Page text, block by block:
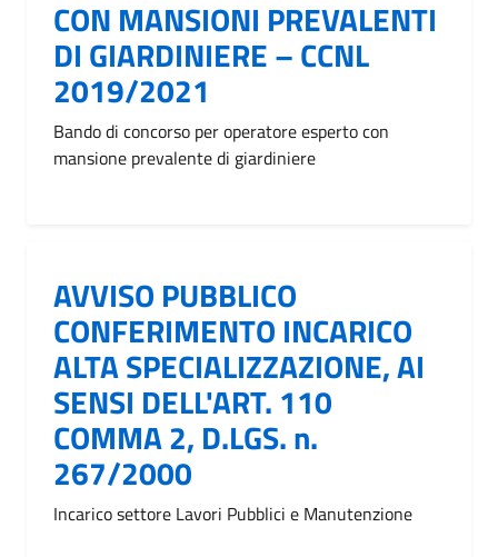
CON MANSIONI PREVALENTI
DI GIARDINIERE – CCNL
2019/2021
Bando di concorso per operatore esperto con
mansione prevalente di giardiniere
AVVISO PUBBLICO
CONFERIMENTO INCARICO
ALTA SPECIALIZZAZIONE, AI
SENSI DELL'ART. 110
COMMA 2, D.LGS. n.
267/2000
Incarico settore Lavori Pubblici e Manutenzione